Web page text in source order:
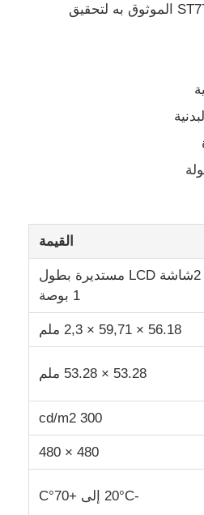
مؤشر التشغيل ST7701S الموثوق به لتحقيق
القيمة
2شاشة LCD مستديرة بطول
1 بوصة
56.18 × 59,71 × 2,3 ملم
53.28 × 53.28 ملم
300 cd/m2
480 × 480
-20°C إلى +70°C